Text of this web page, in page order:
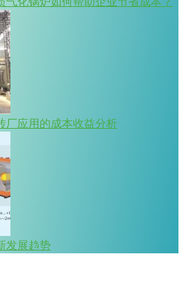
厂应用的成本收益分析
发展趋势